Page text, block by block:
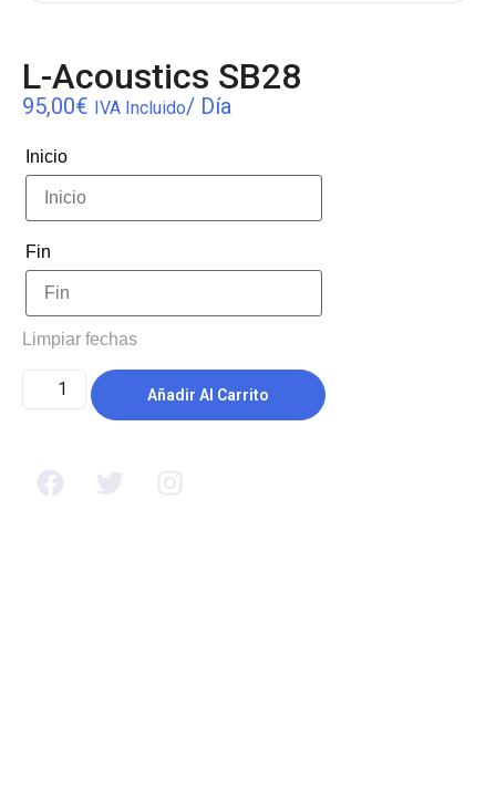
L-Acoustics SB28
95,00€ IVA Incluido/ Día
Inicio
Fin
Limpiar fechas
Añadir Al Carrito